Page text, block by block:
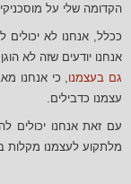
הקדומה שלי על
ככלל, אנחנו לא יכולים
אנחנו יודעים שזה לא
גם בעצמנו , כי אנחנו
עצמנו כדבילים.
עם זאת אנחנו יכולים
מלתקוע לעצמנו מקלות